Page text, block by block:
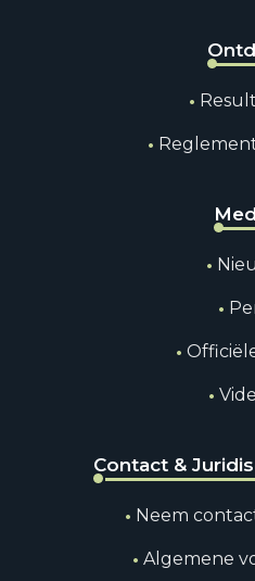
Contact &
Neem
Algemene